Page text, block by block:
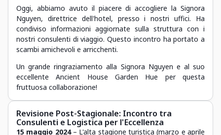
Oggi, abbiamo avuto il piacere di accogliere la Signora
Nguyen, direttrice dell'hotel, presso i nostri uffici. Ha
condiviso informazioni aggiornate sulla struttura con i
nostri consulenti di viaggio. Questo incontro ha portato a
scambi amichevoli e arricchenti.
Un grande ringraziamento alla Signora Nguyen e al suo
eccellente Ancient House Garden Hue per questa
fruttuosa collaborazione!
Revisione Post-Stagionale: Incontro tra
Consulenti e Logistica per l'Eccellenza
15 maggio 2024 – L'alta stagione turistica (marzo e aprile